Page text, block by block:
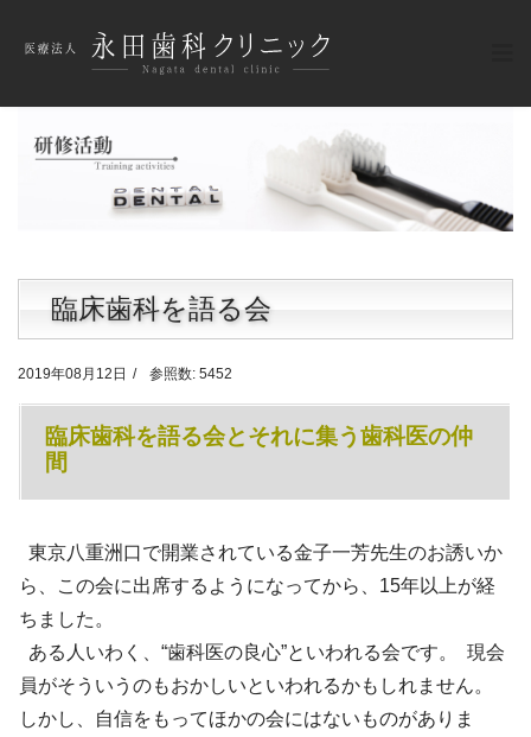
臨床歯科を語る会
2019年08月12日 参照数: 5452
臨床歯科を語る会とそれに集う歯科医の仲
間
東京八重洲口で開業されている金子一芳先生のお誘いか
ら、この会に出席するようになってから、15年以上が経
ちました。
ある人いわく、“歯科医の良心”といわれる会です。 現会
員がそういうのもおかしいといわれるかもしれません。
しかし、自信をもってほかの会にはないものがありま